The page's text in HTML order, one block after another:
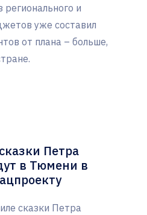
и
уже составил
от плана – больше,
Петра
в Тюмени в
сказки Петра